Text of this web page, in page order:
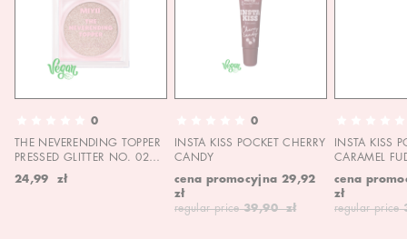
0
THE NEVERENDING TOPPER
PRESSED GLITTER NO. 02
MOON CHILD
24,99 zł
0
INSTA KISS POCKET CHERRY
CANDY
cena promocyjna 29,92
zł
regular price 39,90 zł
INSTA KISS
CARAMEL
cena
zł
regular price